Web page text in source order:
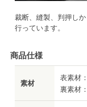
裁断、縫製、判押し
行っています。
商品仕様
素材
表素材
裏素材